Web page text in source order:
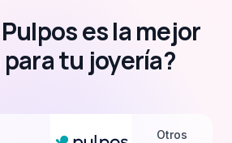
es la mejor
tu joyería?
Otros